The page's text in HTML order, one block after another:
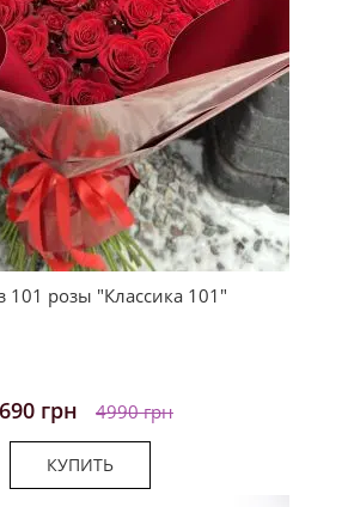
101 розы "Классика 101"
грн 4990 грн
КУПИТЬ